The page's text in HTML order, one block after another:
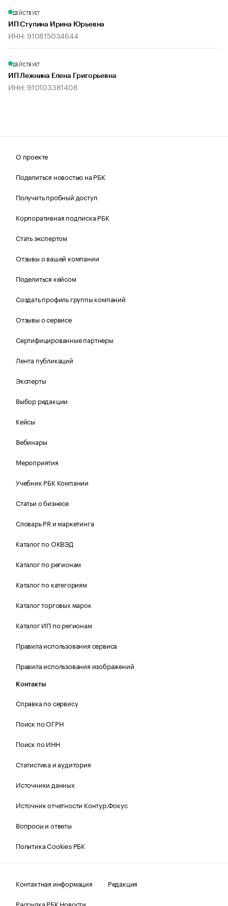
ДЕЙСТВУЕТ
ИП Ступина Ирина Юрьевна
ИНН: 910815034644
ДЕЙСТВУЕТ
ИП Лежнина Елена Григорьевна
ИНН: 910103381408
О проекте
Поделиться новостью на РБК
Получить пробный доступ
Корпоративная подписка РБК
Стать экспертом
Отзывы о вашей компании
Поделиться кейсом
Создать профиль группы компаний
Отзывы о сервисе
Сертифицированные партнеры
Лента публикаций
Эксперты
Выбор редакции
Кейсы
Вебинары
Мероприятия
Учебник РБК Компании
Статьи о бизнесе
Словарь PR и маркетинга
Каталог по ОКВЭД
Каталог по регионам
Каталог по категориям
Каталог торговых марок
Каталог ИП по регионам
Правила использования сервиса
Правила использования изображений
Контакты
Справка по сервису
Поиск по ОГРН
Поиск по ИНН
Статистика и аудитория
Источники данных
Источник отчетности Контур.Фокус
Вопросы и ответы
Политика Cookies РБК
Контактная информация
Редакция
Рассылка РБК Новости